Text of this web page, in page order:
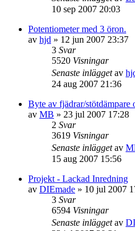
10 sep 2007 20:03
Potentiometer med 3 öron.
av hjd » 12 jun 2007 23:37
3 Svar
5520 Visningar
Senaste inläggetav
24 aug 2007 21:36
Byte av fjädrar/stötdämpare
av MB » 23 jul 2007 17:28
2 Svar
3619 Visningar
Senaste inläggetav
15 aug 2007 15:56
Projekt - Lackad Inredning
av DIEmade » 10 jul 2007
3 Svar
6594 Visningar
Senaste inläggetav